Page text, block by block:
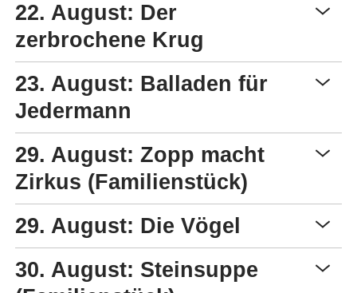
22. August: Der
zerbrochene Krug
23. August: Balladen für
Jedermann
29. August: Zopp macht
Zirkus (Familienstück)
29. August: Die Vögel
30. August: Steinsuppe